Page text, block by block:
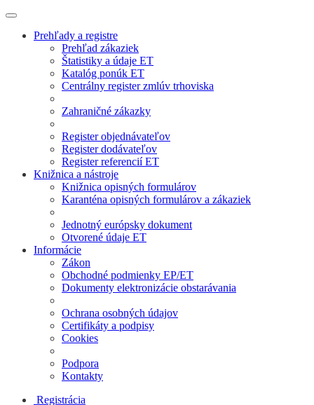
Prehľady a registre
Prehľad zákaziek
Štatistiky a údaje ET
Katalóg ponúk ET
Centrálny register zmlúv trhoviska
Zahraničné zákazky
Register objednávateľov
Register dodávateľov
Register referencií ET
Knižnica a nástroje
Knižnica opisných formulárov
Karanténa opisných formulárov a zákaziek
Jednotný európsky dokument
Otvorené údaje ET
Informácie
Zákon
Obchodné podmienky EP/ET
Dokumenty elektronizácie obstarávania
Ochrana osobných údajov
Certifikáty a podpisy
Cookies
Podpora
Kontakty
Registrácia